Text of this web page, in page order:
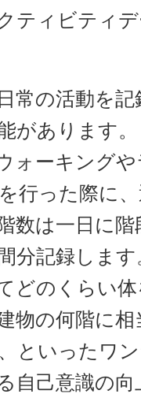
ティビティ
常の活動を
があります。
ォーキング
行った際に
数は一日に
分記録します
どのくらい
物の何階に
といったワ
自己意識の